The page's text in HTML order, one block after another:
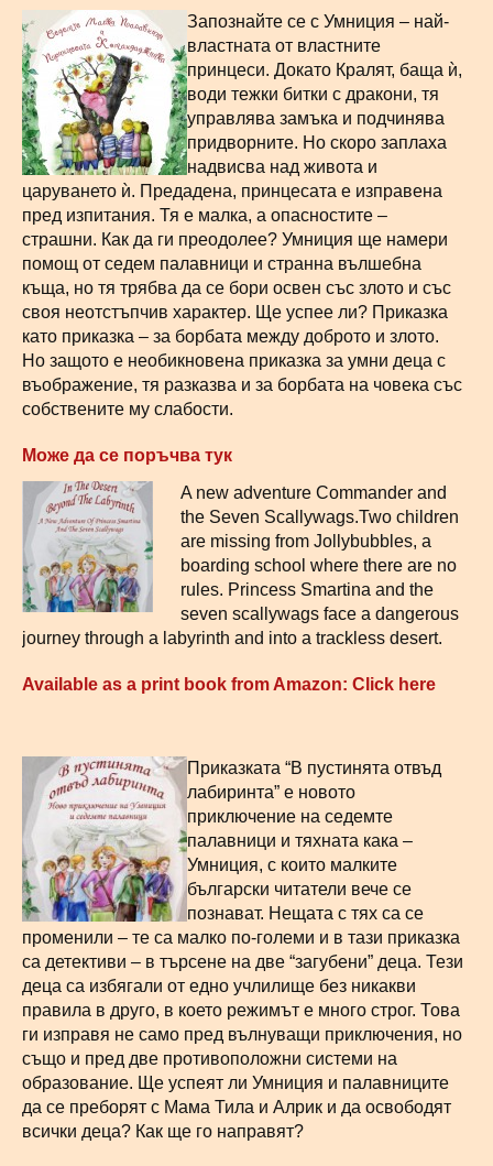
Запознайте се с Умниция – най-
властната от властните
принцеси. Докато Кралят, баща ѝ,
води тежки битки с дракони, тя
управлява замъка и подчинява
придворните. Но скоро заплаха
надвисва над живота и
царуването ѝ. Предадена, принцесата е изправена
пред изпитания. Тя е малка, а опасностите –
страшни. Как да ги преодолее? Умниция ще намери
помощ от седем палавници и странна вълшебна
къща, но тя трябва да се бори освен със злото и със
своя неотстъпчив характер. Ще успее ли? Приказка
като приказка – за борбата между доброто и злото.
Но защото е необикновена приказка за умни деца с
въображение, тя разказва и за борбата на човека със
собствените му слабости.
Може да се поръчва тук
A new adventure Commander and
the Seven Scallywags.Two children
are missing from Jollybubbles, a
boarding school where there are no
rules. Princess Smartina and the
seven scallywags face a dangerous
journey through a labyrinth and into a trackless desert.
Available as a print book from Amazon: Click here
Приказката “В пустинята отвъд
лабиринта” е новото
приключение на седемте
палавници и тяхната кака –
Умниция, с които малките
български читатели вече се
познават. Нещата с тях са се
променили – те са малко по-големи и в тази приказка
са детективи – в търсене на две “загубени” деца. Тези
деца са избягали от едно учлилище без никакви
правила в друго, в което режимът е много строг. Това
ги изправя не само пред вълнуващи приключения, но
също и пред две противоположни системи на
образование. Ще успеят ли Умниция и палавниците
да се преборят с Мама Тила и Алрик и да освободят
всички деца? Как ще го направят?